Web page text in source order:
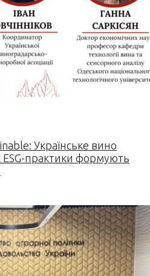
Українське вино
практики формують